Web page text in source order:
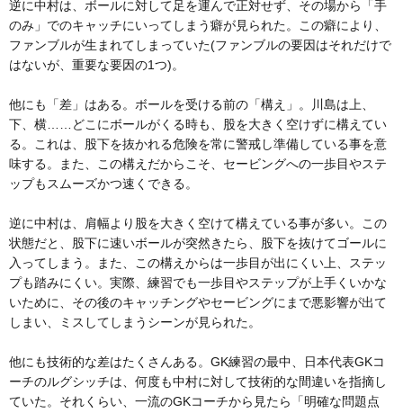
逆に中村は、ボールに対して足を運んで正対せず、その場から「手
のみ」でのキャッチにいってしまう癖が見られた。この癖により、
ファンブルが生まれてしまっていた(ファンブルの要因はそれだけで
はないが、重要な要因の1つ)。
他にも「差」はある。ボールを受ける前の「構え」。川島は上、
下、横……どこにボールがくる時も、股を大きく空けずに構えてい
る。これは、股下を抜かれる危険を常に警戒し準備している事を意
味する。また、この構えだからこそ、セービングへの一歩目やステ
ップもスムーズかつ速くできる。
逆に中村は、肩幅より股を大きく空けて構えている事が多い。この
状態だと、股下に速いボールが突然きたら、股下を抜けてゴールに
入ってしまう。また、この構えからは一歩目が出にくい上、ステッ
プも踏みにくい。実際、練習でも一歩目やステップが上手くいかな
いために、その後のキャッチングやセービングにまで悪影響が出て
しまい、ミスしてしまうシーンが見られた。
他にも技術的な差はたくさんある。GK練習の最中、日本代表GKコ
ーチのルグシッチは、何度も中村に対して技術的な間違いを指摘し
ていた。それくらい、一流のGKコーチから見たら「明確な問題点